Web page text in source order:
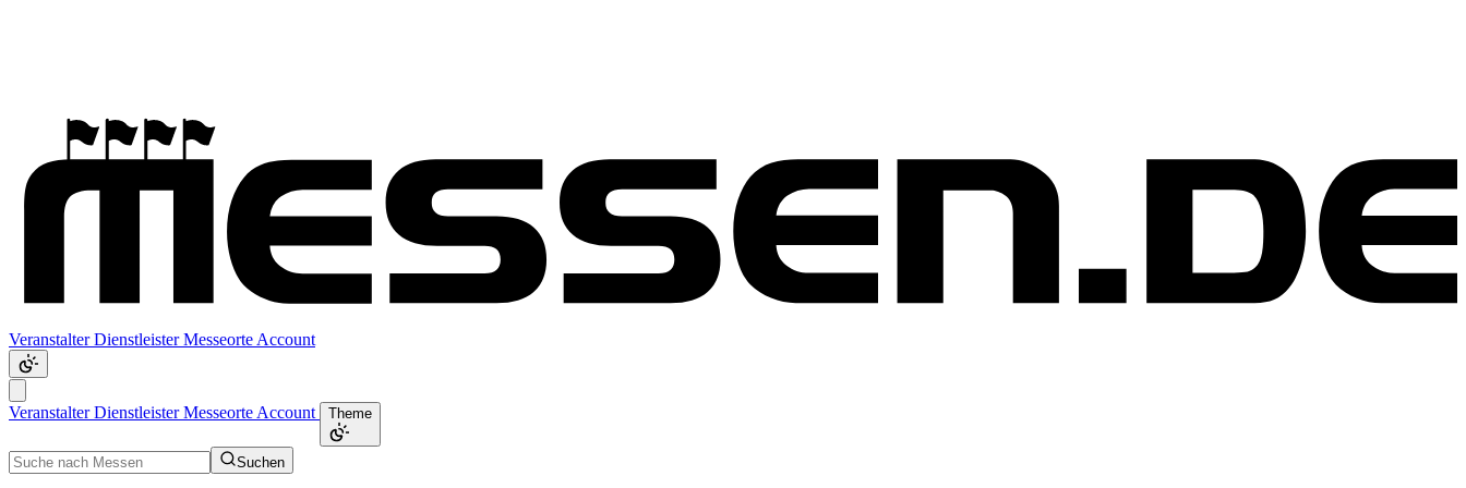
VeranstalterDienstleisterMesseorte Account
VeranstalterDienstleisterMesseorte Account Theme
Suchen